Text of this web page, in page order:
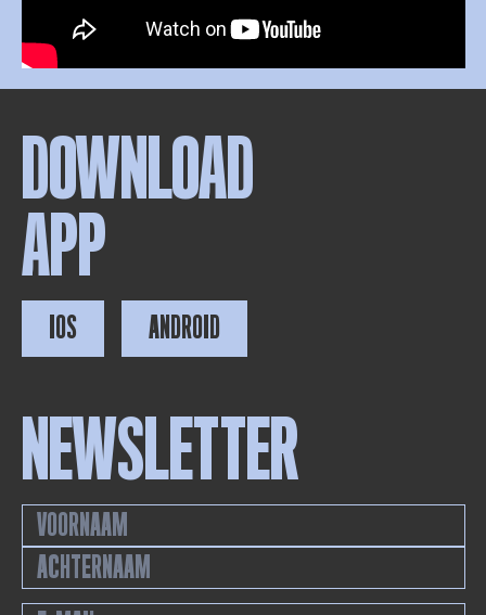
DOWNLOAD
APP
IOS ANDROID
NEWSLETTER